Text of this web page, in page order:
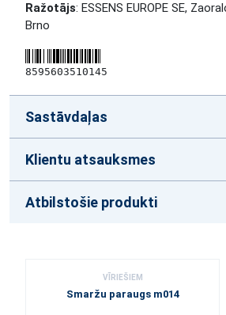
Ražotājs: ESSENS EUROPE SE,
Brno
8595603510145
Sastāvdaļas
Klientu atsauksmes
Atbilstošie produkti
VĪRIEŠIEM
Smaržu paraugs m014